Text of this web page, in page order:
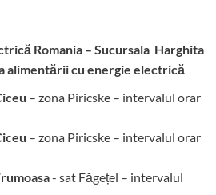
Romania – Sucursala Harghita
alimentării cu energie electrică
– zona Piricske – intervalul orar
– zona Piricske – intervalul orar
- sat Făgețel – intervalul